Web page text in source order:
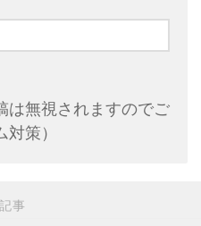
は無視されますのでご
策）
事